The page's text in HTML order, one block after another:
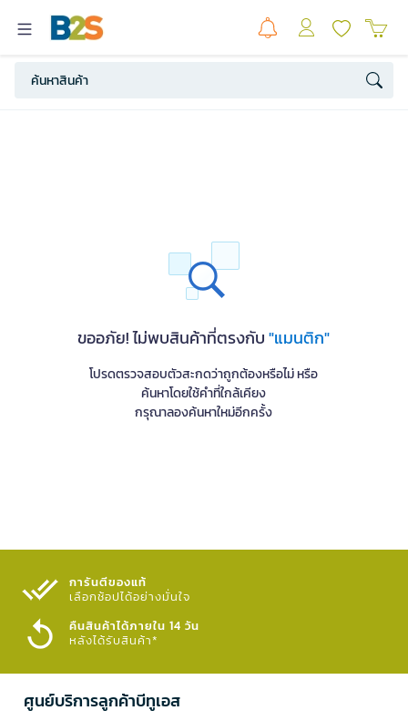
ขออภัย! ไม่พบสินค้าที่ตรงกับ"แมนติก"
โปรดตรวจสอบตัวสะกดว่าถูกต้องหรือไม่ หรือ
ค้นหาโดยใช้คำที่ใกล้เคียง
กรุณาลองค้นหาใหม่อีกครั้ง
การันตีของแท้
เลือกช้อปได้อย่างมั่นใจ​
คืนสินค้าได้ภายใน 14 วัน
หลังได้รับสินค้า*
ศูนย์บริการลูกค้าบีทูเอส